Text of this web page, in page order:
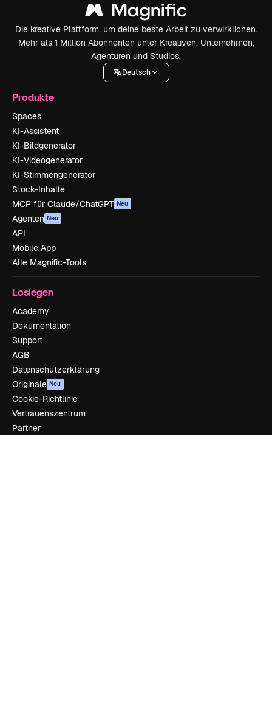
Die kreative Plattform, um deine beste Arbeit zu verwirklichen.
Mehr als 1 Million Abonnenten unter Kreativen, Unternehmen,
Agenturen und Studios.
Deutsch
Produkte
Spaces
KI-Assistent
KI-Bildgenerator
KI-Videogenerator
KI-Stimmengenerator
Stock-Inhalte
MCP für Claude/ChatGPT Neu
Agenten Neu
API
Mobile App
Alle Magnific-Tools
Loslegen
Academy
Dokumentation
Support
AGB
Datenschutzerklärung
Originale Neu
Cookie-Richtlinie
Vertrauenszentrum
Partner